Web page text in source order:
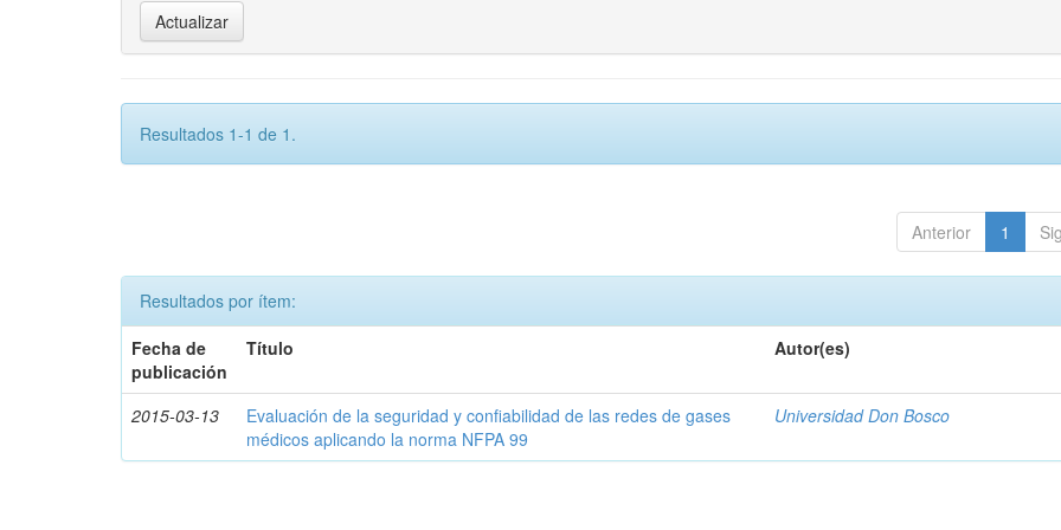
Resultados 1-1 de 1.
Anterior 1
Resultados por ítem:
Fecha de
publicación
Título Autor(es)
2015-03-13
Evaluación de la seguridad y confiabilidad de las redes de gases
médicos aplicando la norma NFPA 99
Universidad Don Bosco